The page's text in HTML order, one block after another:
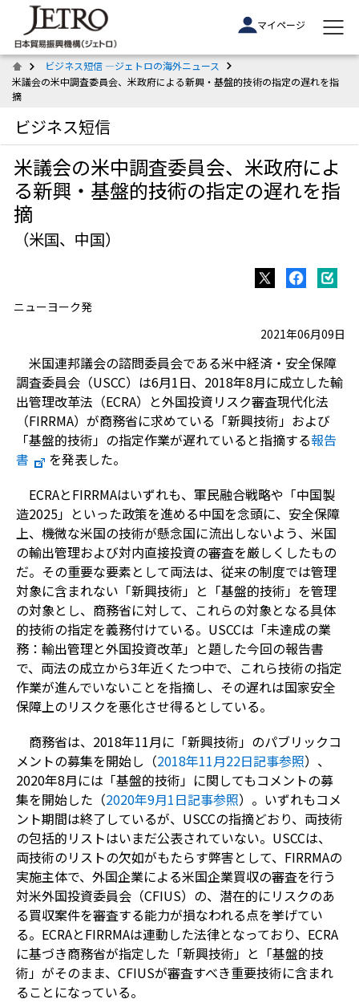
マイページ
ビジネス短信 ―ジェトロの海外ニュース
米議会の米中調査委員会、米政府による新興・基盤的技術の指定の遅れを指
摘
ビジネス短信
米議会の米中調査委員会、米政府によ
る新興・基盤的技術の指定の遅れを指
摘
（米国、中国）
ニューヨーク発
2021年06月09日
米国連邦議会の諮問委員会である米中経済・安全保障
調査委員会（USCC）は6月1日、2018年8月に成立した輸
出管理改革法（ECRA）と外国投資リスク審査現代化法
（FIRRMA）が商務省に求めている「新興技術」および
「基盤的技術」の指定作業が遅れていると指摘する報告
書
を発表した。
ECRAとFIRRMAはいずれも、軍民融合戦略や「中国製
造2025」といった政策を進める中国を念頭に、安全保障
上、機微な米国の技術が懸念国に流出しないよう、米国
の輸出管理および対内直接投資の審査を厳しくしたもの
だ。その重要な要素として両法は、従来の制度では管理
対象に含まれない「新興技術」と「基盤的技術」を管理
の対象とし、商務省に対して、これらの対象となる具体
的技術の指定を義務付けている。USCCは「未達成の業
務：輸出管理と外国投資改革」と題した今回の報告書
で、両法の成立から3年近くたつ中で、これら技術の指定
作業が進んでいないことを指摘し、その遅れは国家安全
保障上のリスクを悪化させ得るとしている。
商務省は、2018年11月に「新興技術」のパブリックコ
メントの募集を開始し（2018年11月22日記事参照）、
2020年8月には「基盤的技術」に関してもコメントの募
集を開始した（2020年9月1日記事参照）。いずれもコメ
ント期間は終了しているが、USCCの指摘どおり、両技術
の包括的リストはいまだ公表されていない。USCCは、
両技術のリストの欠如がもたらす弊害として、FIRRMAの
実施主体で、外国企業による米国企業買収の審査を行う
対米外国投資委員会（CFIUS）の、潜在的にリスクのあ
る買収案件を審査する能力が損なわれる点を挙げてい
る。ECRAとFIRRMAは連動した法律となっており、ECRA
に基づき商務省が指定した「新興技術」と「基盤的技
術」がそのまま、CFIUSが審査すべき重要技術に含まれ
ることになっている。